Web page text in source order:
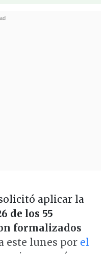
aplicar la
de los 55
formalizados
este lunes por el